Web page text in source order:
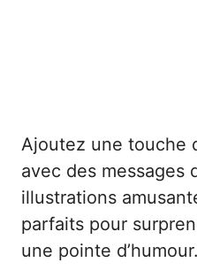
Ajoutez une touche
avec des messages
illustrations
parfaits pour
une pointe d’humour.